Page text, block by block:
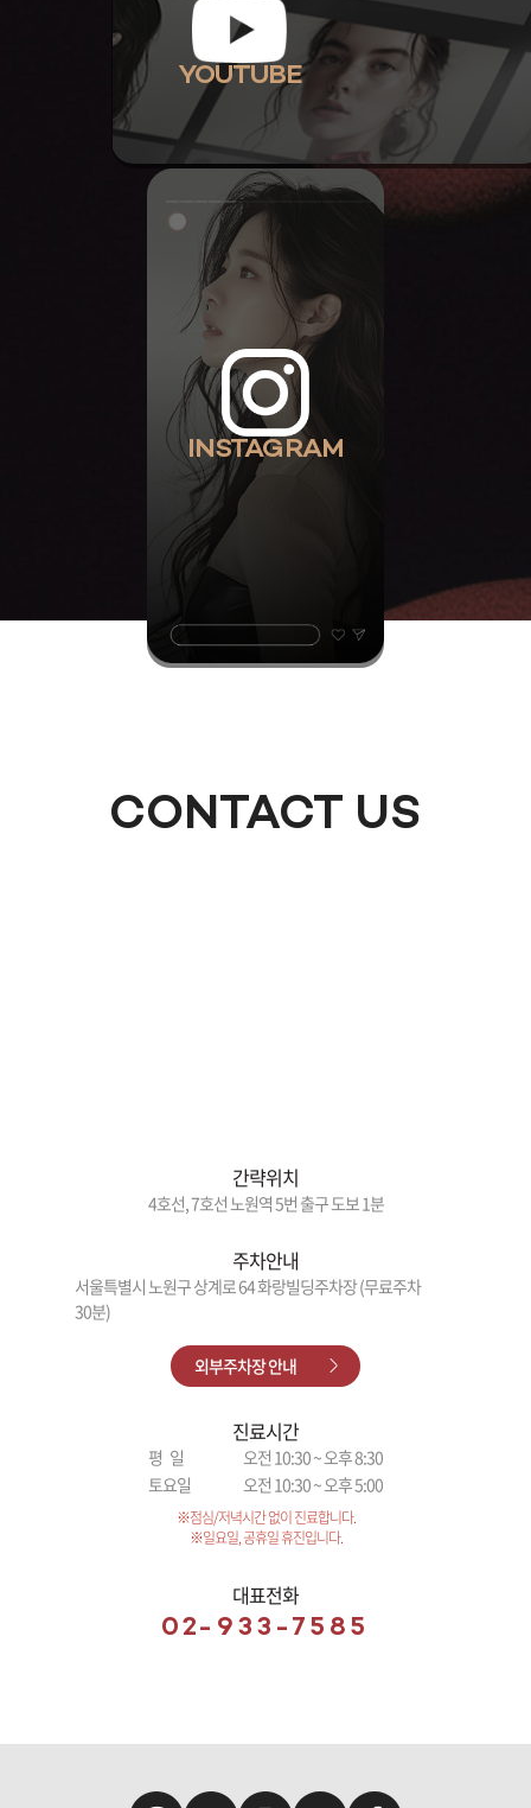
YOUTUBE
INSTAGRAM
CONTACT US
간략위치
4호선, 7호선 노원역 5번 출구 도보 1분
주차안내
서울특별시 노원구 상계로 64 화랑빌딩주차장 (무료주차
30분)
외부주차장 안내
진료시간
평 일
오전 10:30 ~ 오후 8:30
토요일
오전 10:30 ~ 오후 5:00
※점심/저녁시간 없이 진료합니다.
※일요일, 공휴일 휴진입니다.
대표전화
02-933-7585